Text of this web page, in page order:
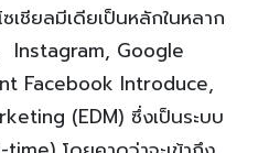
เชียลมีเดียเป็นหลักในหลาก
Instagram, Google
Facebook Introduce,
(EDM) ซึ่งเป็นระบบ